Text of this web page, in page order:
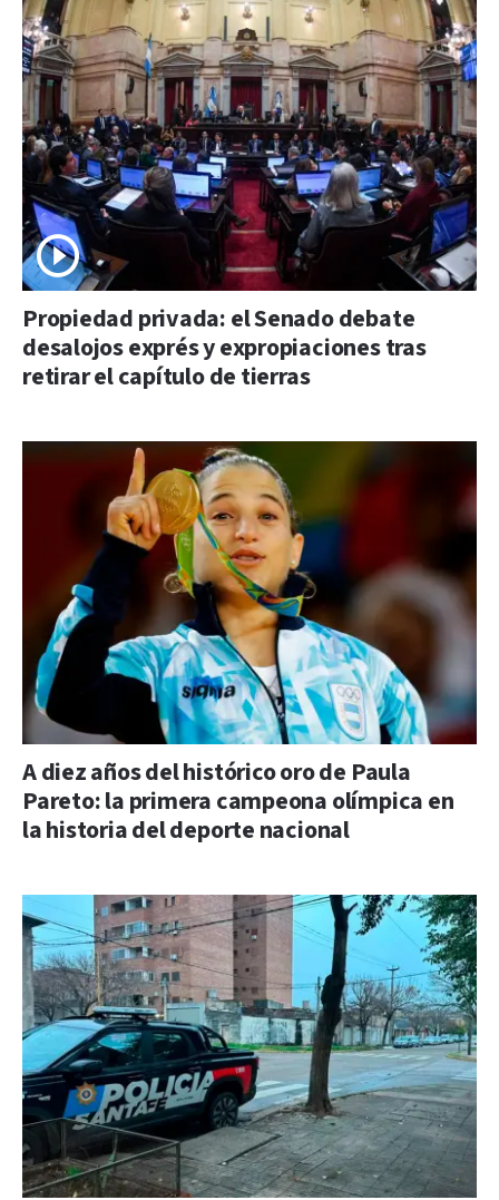
Propiedad privada: el Senado debate
desalojos exprés y expropiaciones tras
retirar el capítulo de tierras
A diez años del histórico oro de Paula
Pareto: la primera campeona olímpica en
la historia del deporte nacional